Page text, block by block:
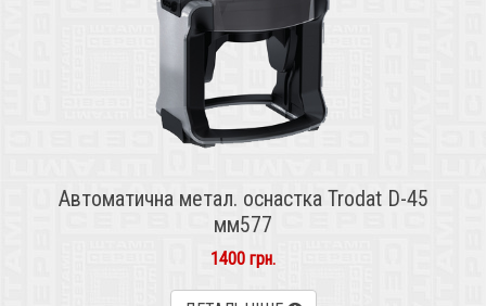
Автоматична метал. оснастка Trodat D-45
мм577
1400 грн.